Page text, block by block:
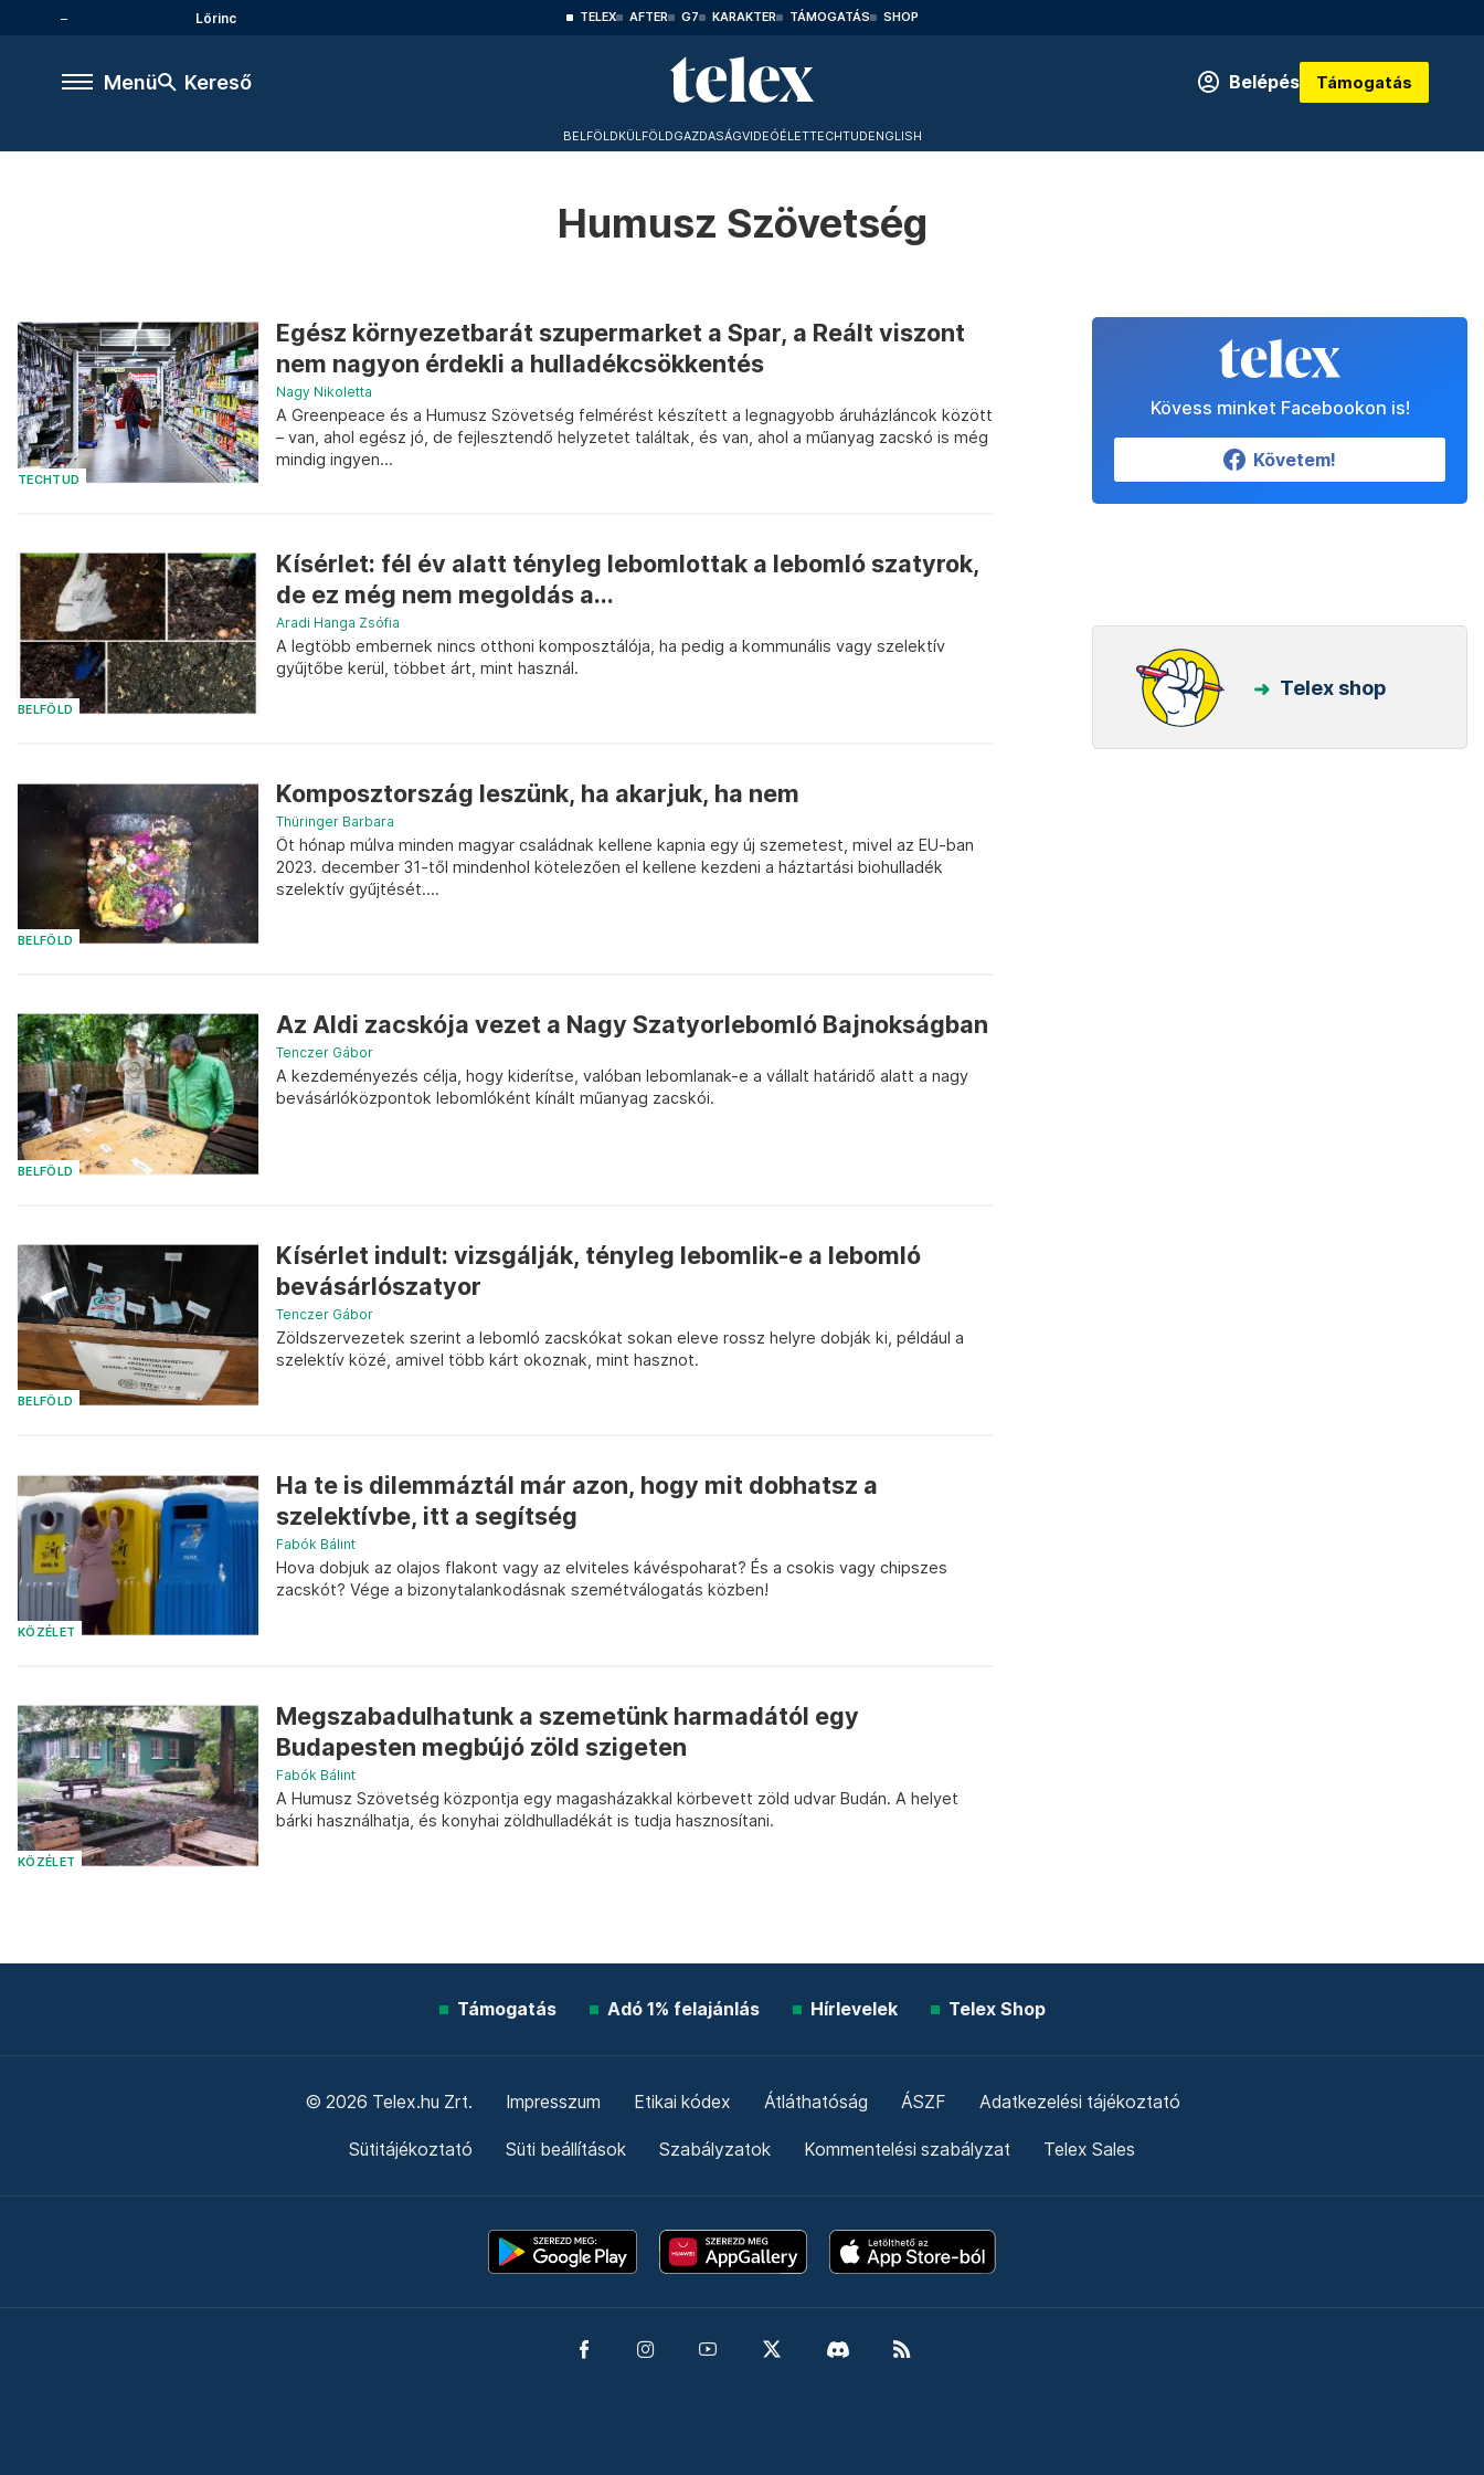
Lőrinc TELEX AFTER G7 KARAKTER TÁMOGATÁS SHOP
Menü Kereső Belépés Támogatás
BELFÖLDKÜLFÖLDGAZDASÁGVIDEÓÉLETTECHTUDENGLISH
Humusz Szövetség
TECHTUD
Egész környezetbarát szupermarket a Spar, a Reált viszont
nem nagyon érdekli a hulladékcsökkentés
Nagy Nikoletta
A Greenpeace és a Humusz Szövetség felmérést készített a legnagyobb áruházláncok között
– van, ahol egész jó, de fejlesztendő helyzetet találtak, és van, ahol a műanyag zacskó is még
mindig ingyen...
BELFÖLD
Kísérlet: fél év alatt tényleg lebomlottak a lebomló szatyrok,
de ez még nem megoldás a...
Aradi Hanga Zsófia
A legtöbb embernek nincs otthoni komposztálója, ha pedig a kommunális vagy szelektív
gyűjtőbe kerül, többet árt, mint használ.
BELFÖLD
Komposztország leszünk, ha akarjuk, ha nem
Thüringer Barbara
Öt hónap múlva minden magyar családnak kellene kapnia egy új szemetest, mivel az EU-ban
2023. december 31-től mindenhol kötelezően el kellene kezdeni a háztartási biohulladék
szelektív gyűjtését....
BELFÖLD
Az Aldi zacskója vezet a Nagy Szatyorlebomló Bajnokságban
Tenczer Gábor
A kezdeményezés célja, hogy kiderítse, valóban lebomlanak-e a vállalt határidő alatt a nagy
bevásárlóközpontok lebomlóként kínált műanyag zacskói.
BELFÖLD
Kísérlet indult: vizsgálják, tényleg lebomlik-e a lebomló
bevásárlószatyor
Tenczer Gábor
Zöldszervezetek szerint a lebomló zacskókat sokan eleve rossz helyre dobják ki, például a
szelektív közé, amivel több kárt okoznak, mint hasznot.
KÖZÉLET
Ha te is dilemmáztál már azon, hogy mit dobhatsz a
szelektívbe, itt a segítség
Fabók Bálint
Hova dobjuk az olajos flakont vagy az elviteles kávéspoharat? És a csokis vagy chipszes
zacskót? Vége a bizonytalankodásnak szemétválogatás közben!
KÖZÉLET
Megszabadulhatunk a szemetünk harmadától egy
Budapesten megbújó zöld szigeten
Fabók Bálint
A Humusz Szövetség központja egy magasházakkal körbevett zöld udvar Budán. A helyet
bárki használhatja, és konyhai zöldhulladékát is tudja hasznosítani.
Kövess minket Facebookon is!
Követem!
Telex shop
Támogatás Adó 1% felajánlás Hírlevelek Telex Shop
© 2026 Telex.hu Zrt. Impresszum Etikai kódex Átláthatóság ÁSZF Adatkezelési tájékoztató
Sütitájékoztató Süti beállítások Szabályzatok Kommentelési szabályzat Telex Sales